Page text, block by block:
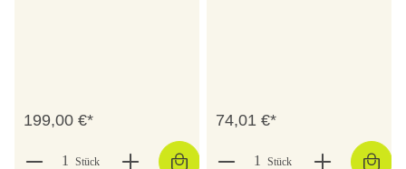
199,00 €*
Stück
74,01 €*
Stück